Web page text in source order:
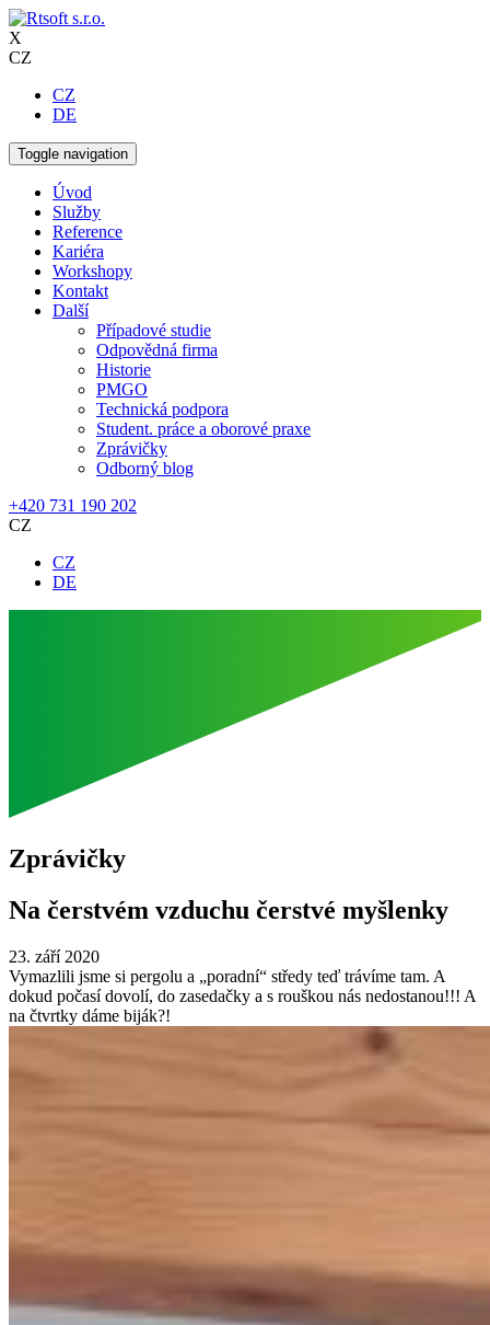
X
CZ
CZ
DE
Toggle navigation
Úvod
Služby
Reference
Kariéra
Workshopy
Kontakt
Další
Případové studie
Odpovědná firma
Historie
PMGO
Technická podpora
Student. práce a oborové praxe
Zprávičky
Odborný blog
+420 731 190 202
CZ
CZ
DE
Zprávičky
Na čerstvém vzduchu čerstvé myšlenky
23. září 2020
Vymazlili jsme si pergolu a „poradní“ středy teď trávíme tam. A
dokud počasí dovolí, do zasedačky a s rouškou nás nedostanou!!! A
na čtvrtky dáme biják?!